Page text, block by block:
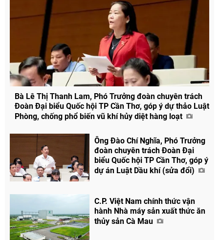
Chia sẻ
Facebook
Bà Lê Thị Thanh Lam, Phó Trưởng đoàn chuyên trách
Đoàn Đại biểu Quốc hội TP Cần Thơ, góp ý dự thảo Luật
Phòng, chống phổ biến vũ khí hủy diệt hàng loạt
Ông Đào Chí Nghĩa, Phó Trưởng
đoàn chuyên trách Đoàn Đại
biểu Quốc hội TP Cần Thơ, góp ý
dự án Luật Dầu khí (sửa đổi)
C.P. Việt Nam chính thức vận
hành Nhà máy sản xuất thức ăn
thủy sản Cà Mau